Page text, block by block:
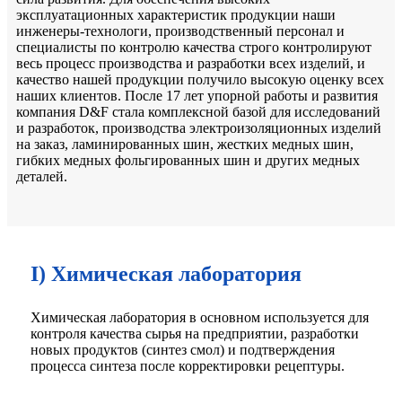
эксплуатационных характеристик продукции наши
инженеры-технологи, производственный персонал и
специалисты по контролю качества строго контролируют
весь процесс производства и разработки всех изделий, и
качество нашей продукции получило высокую оценку всех
наших клиентов. После 17 лет упорной работы и развития
компания D&F стала комплексной базой для исследований
и разработок, производства электроизоляционных изделий
на заказ, ламинированных шин, жестких медных шин,
гибких медных фольгированных шин и других медных
деталей.
I) Химическая лаборатория
Химическая лаборатория в основном используется для
контроля качества сырья на предприятии, разработки
новых продуктов (синтез смол) и подтверждения
процесса синтеза после корректировки рецептуры.